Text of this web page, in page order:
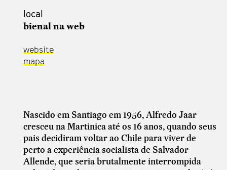
local
bienal na web
website
mapa
Nascido em Santiago em 1956, Alfredo Jaar
cresceu na Martinica até os 16 anos, quando seus
pais decidiram voltar ao Chile para viver de
perto a experiência socialista de Salvador
Allende, que seria brutalmente interrompida